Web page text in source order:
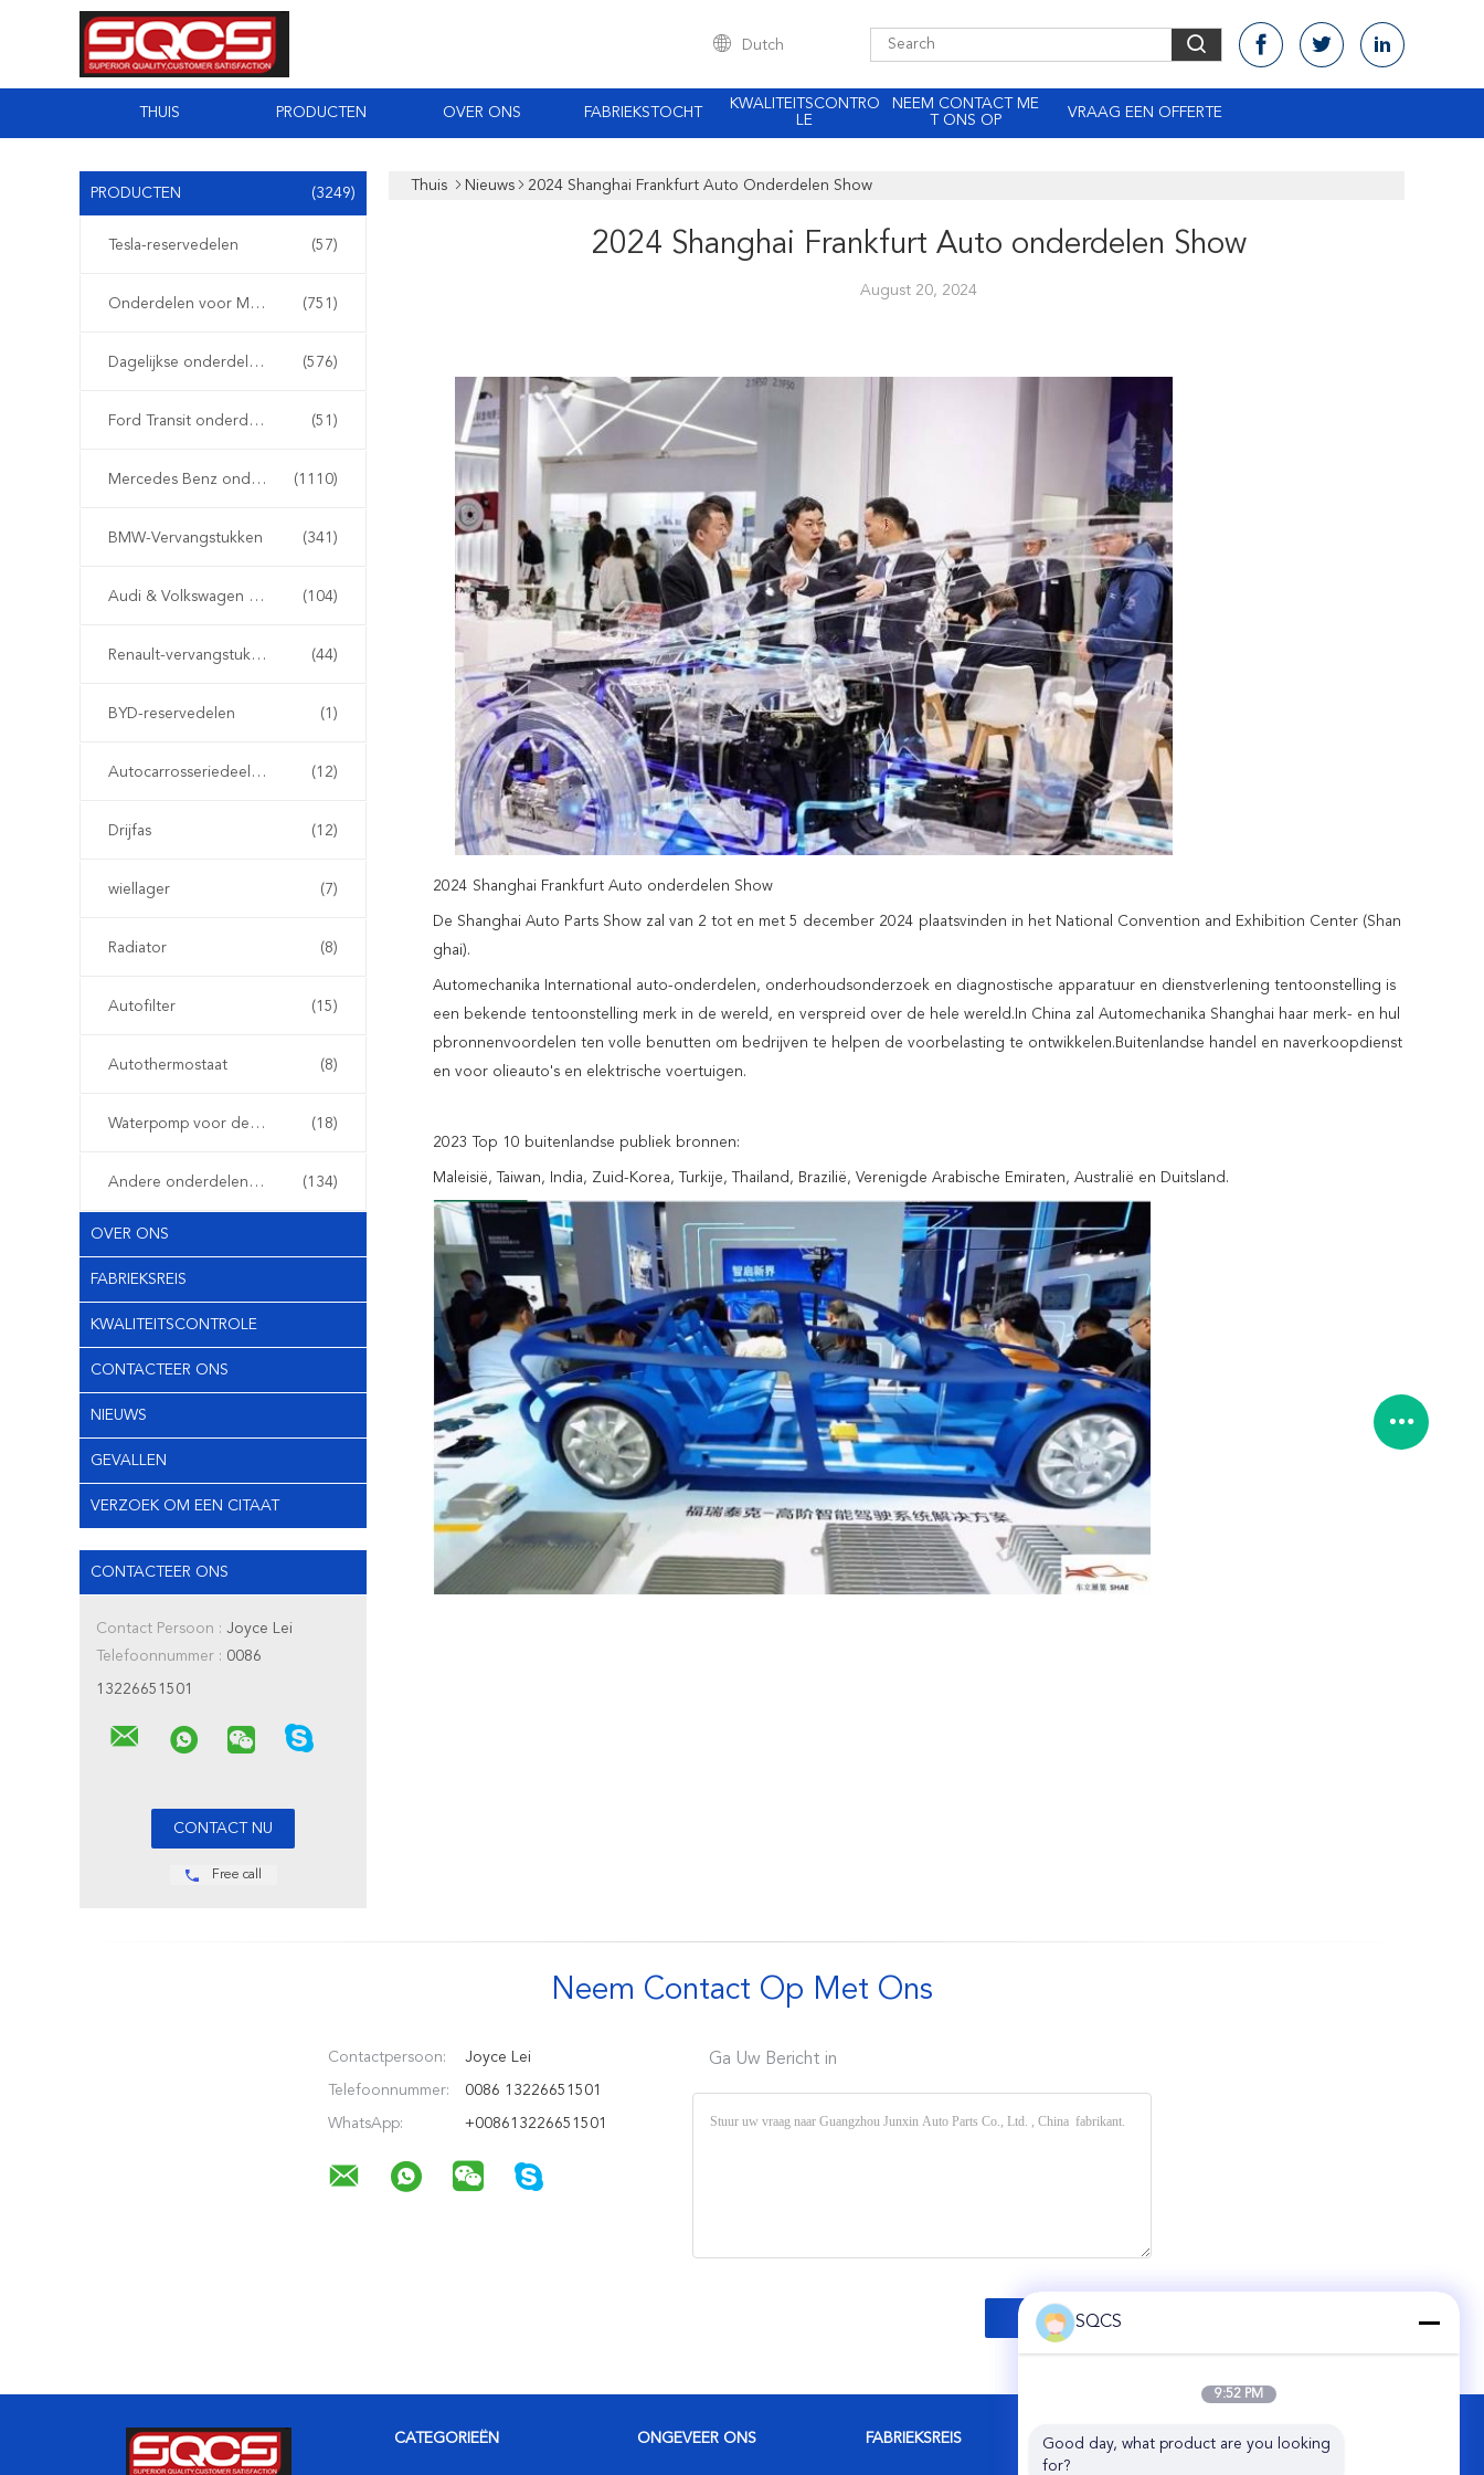
Dutch
THUIS PRODUCTEN OVER ONS FABRIEKSTOCHT
KWALITEITSCONTRO
LE
NEEM CONTACT ME
T ONS OP
VRAAG EEN OFFERTE
PRODUCTEN (3249)
Tesla-reservedelen (57)
Onderdelen voor Mercedes Sprinter (751)
Dagelijkse onderdelen van Iveco (576)
Ford Transit onderdelen (51)
Mercedes Benz onderdelen (1110)
BMW-Vervangstukken (341)
Audi & Volkswagen Onderdelen (104)
Renault-vervangstukken (44)
BYD-reservedelen (1)
Autocarrosseriedeeltjes (12)
Drijfas (12)
wiellager (7)
Radiator (8)
Autofilter (15)
Autothermostaat (8)
Waterpomp voor de auto (18)
Andere onderdelen voor auto's (134)
OVER ONS
FABRIEKSREIS
KWALITEITSCONTROLE
CONTACTEER ONS
NIEUWS
GEVALLEN
VERZOEK OM EEN CITAAT
CONTACTEER ONS
Contact Persoon : Joyce Lei
Telefoonnummer : 0086
13226651501
Free call
Thuis Nieuws 2024 Shanghai Frankfurt Auto Onderdelen Show
2024 Shanghai Frankfurt Auto onderdelen Show
August 20, 2024
2024 Shanghai Frankfurt Auto onderdelen Show
De Shanghai Auto Parts Show zal van 2 tot en met 5 december 2024 plaatsvinden in het National Convention and Exhibition Center (Shan
ghai).
Automechanika International auto-onderdelen, onderhoudsonderzoek en diagnostische apparatuur en dienstverlening tentoonstelling is
een bekende tentoonstelling merk in de wereld, en verspreid over de hele wereld. In China zal Automechanika Shanghai haar merk- en hul
pbronnenvoordelen ten volle benutten om bedrijven te helpen de voorbelasting te ontwikkelen.Buitenlandse handel en naverkoopdienst
en voor olieauto's en elektrische voertuigen.
2023 Top 10 buitenlandse publiek bronnen:
Maleisië, Taiwan, India, Zuid-Korea, Turkije, Thailand, Brazilië, Verenigde Arabische Emiraten, Australië en Duitsland.
Neem Contact Op Met Ons
Contactpersoon: Joyce Lei
Telefoonnummer: 0086 13226651501
WhatsApp: +008613226651501
Ga Uw Bericht in
CATEGORIEËN ONGEVEER ONS FABRIEKSREIS CONTACTEER ONS
SQCS
9:52 PM
Good day, what product are you looking
for?